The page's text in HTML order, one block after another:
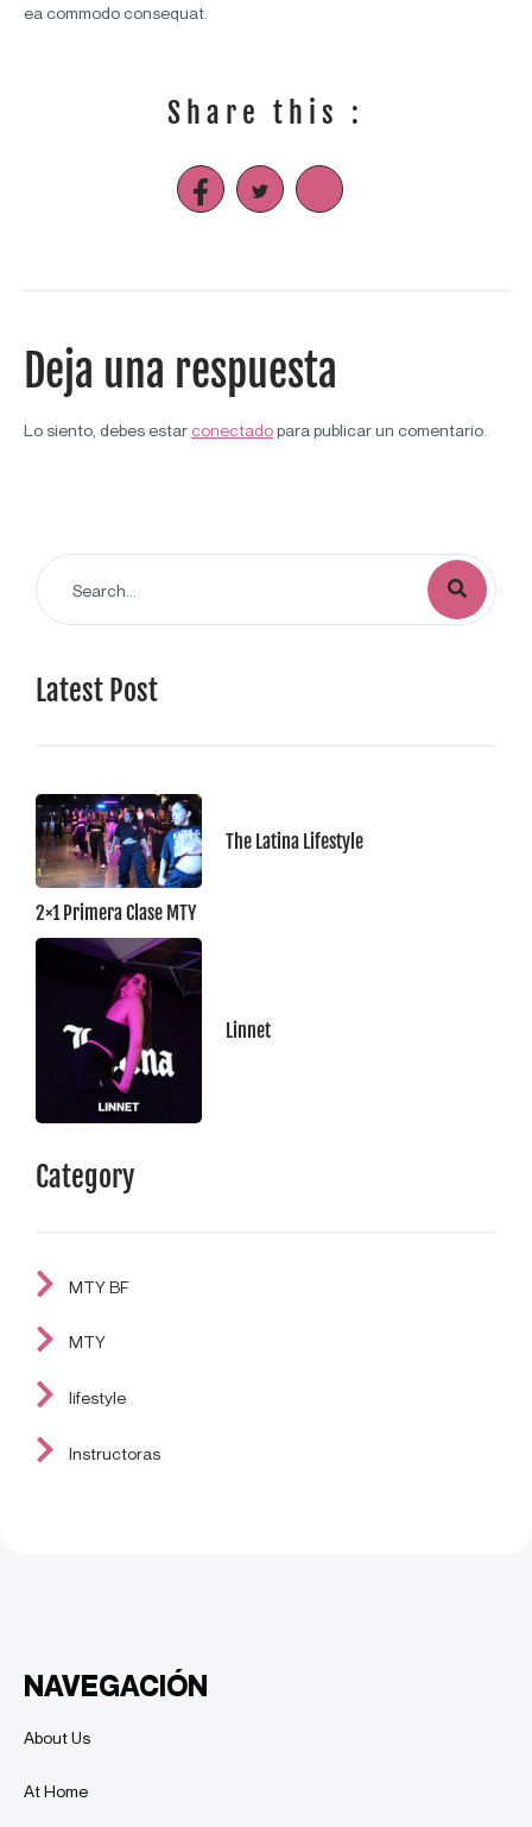
ea commodo consequat.
Share this :
Deja una respuesta
Lo siento, debes estar conectadopara publicar un comentario.
Latest Post
The Latina Lifestyle
2×1 Primera Clase MTY
Linnet
Category
MTY BF
MTY
lifestyle
Instructoras
NAVEGACIÓN
About Us
At Home